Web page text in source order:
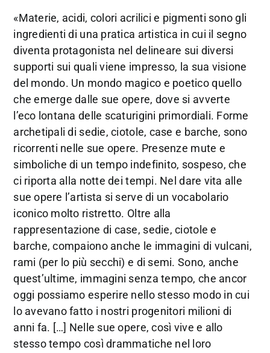
«Materie, acidi, colori acrilici e pigmenti sono gli
ingredienti di una pratica artistica in cui il segno
diventa protagonista nel delineare sui diversi
supporti sui quali viene impresso, la sua visione
del mondo. Un mondo magico e poetico quello
che emerge dalle sue opere, dove si avverte
l’eco lontana delle scaturigini primordiali. Forme
archetipali di sedie, ciotole, case e barche, sono
ricorrenti nelle sue opere. Presenze mute e
simboliche di un tempo indefinito, sospeso, che
ci riporta alla notte dei tempi. Nel dare vita alle
sue opere l’artista si serve di un vocabolario
iconico molto ristretto. Oltre alla
rappresentazione di case, sedie, ciotole e
barche, compaiono anche le immagini di vulcani,
rami (per lo più secchi) e di semi. Sono, anche
quest’ultime, immagini senza tempo, che ancor
oggi possiamo esperire nello stesso modo in cui
lo avevano fatto i nostri progenitori milioni di
anni fa. […] Nelle sue opere, così vive e allo
stesso tempo così drammatiche nel loro